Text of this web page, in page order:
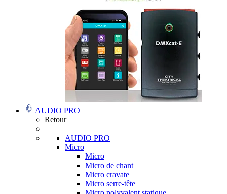
AUDIO PRO
Retour
AUDIO PRO
Micro
Micro
Micro de chant
Micro cravate
Micro serre-tête